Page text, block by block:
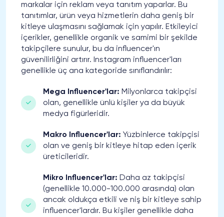
markalar için reklam veya tanıtım yaparlar. Bu
tanıtımlar, ürün veya hizmetlerin daha geniş bir
kitleye ulaşmasını sağlamak için yapılır. Etkileyici
içerikler, genellikle organik ve samimi bir şekilde
takipçilere sunulur, bu da influencer'ın
güvenilirliğini artırır. Instagram influencer'ları
genellikle üç ana kategoride sınıflandırılır:
Mega Influencer'lar: Milyonlarca takipçisi
olan, genellikle ünlü kişiler ya da büyük
medya figürleridir.
Makro Influencer'lar: Yüzbinlerce takipçisi
olan ve geniş bir kitleye hitap eden içerik
üreticileridir.
Mikro Influencer'lar: Daha az takipçisi
(genellikle 10.000-100.000 arasında) olan
ancak oldukça etkili ve niş bir kitleye sahip
influencer'lardır. Bu kişiler genellikle daha